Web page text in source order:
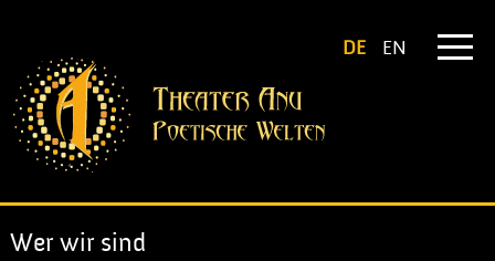
DE EN
Wer wir sind